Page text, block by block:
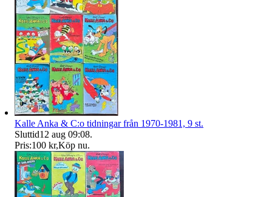
Kalle Anka & C:o tidningar från 1970-1981, 9 st.
Sluttid12 aug 09:08.
Pris:100 kr,Köp nu.